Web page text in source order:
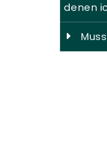
denen